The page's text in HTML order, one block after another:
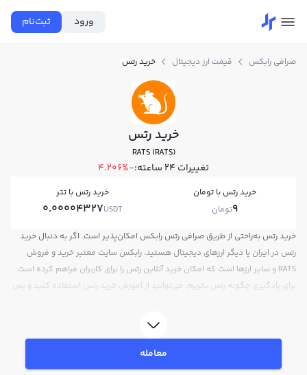
ورود ثبت‌نام
صرافی رابکس قیمت ارز دیجیتال خرید رتس
خرید رتس
RATS (RATS)
تغییرات ۲۴ ساعته: -4.206%
خرید رتس با تومان
9تومان
خرید رتس با تتر
0.00004327USDT
خرید رتس به‌راحتی از طریق صرافی رتس رابکس امکان‌پذیر است. اگر به دنبال خرید
رتس در ایران یا دیگر ارزهای دیجیتال هستید، رابکس سایت معتبر خرید و فروش
RATS و سایر ارزها است که امکان خرید آنلاین رتس را برای کاربران فراهم کرده است.
برای یادگیری چگونه رتس بخریم، می‌توانید از آموزش خرید رتس استفاده کنید و پس
لحظه‌ای، نمودار و امکانات فروش رتس نیز در دسترس شما قرار دارد تا بتوانید
تصمیمات بهتری در معاملات خود بگیرید.
معامله